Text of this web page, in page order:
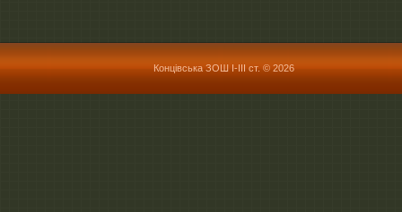
Концівська ЗОШ І-ІІІ ст. © 2026